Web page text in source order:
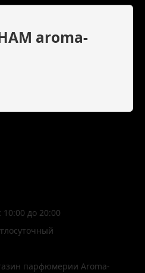
aroma-
до 20:00
парфюмерии Aroma-